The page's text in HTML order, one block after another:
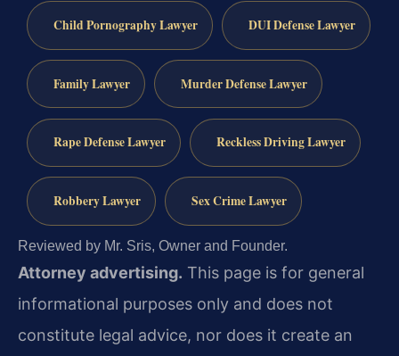
Child Pornography Lawyer DUI Defense Lawyer
Family Lawyer Murder Defense Lawyer
Rape Defense Lawyer Reckless Driving Lawyer
Robbery Lawyer Sex Crime Lawyer
Reviewed by Mr. Sris, Owner and Founder.
Attorney advertising. This page is for general
informational purposes only and does not
constitute legal advice, nor does it create an